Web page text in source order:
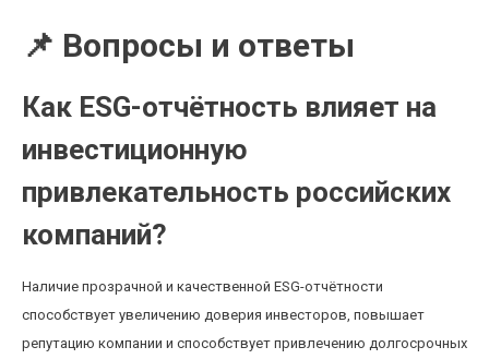
📌 Вопросы и ответы
Как ESG-отчётность влияет на
инвестиционную
привлекательность российских
компаний?
Наличие прозрачной и качественной ESG-отчётности
способствует увеличению доверия инвесторов, повышает
репутацию компании и способствует привлечению долгосрочных